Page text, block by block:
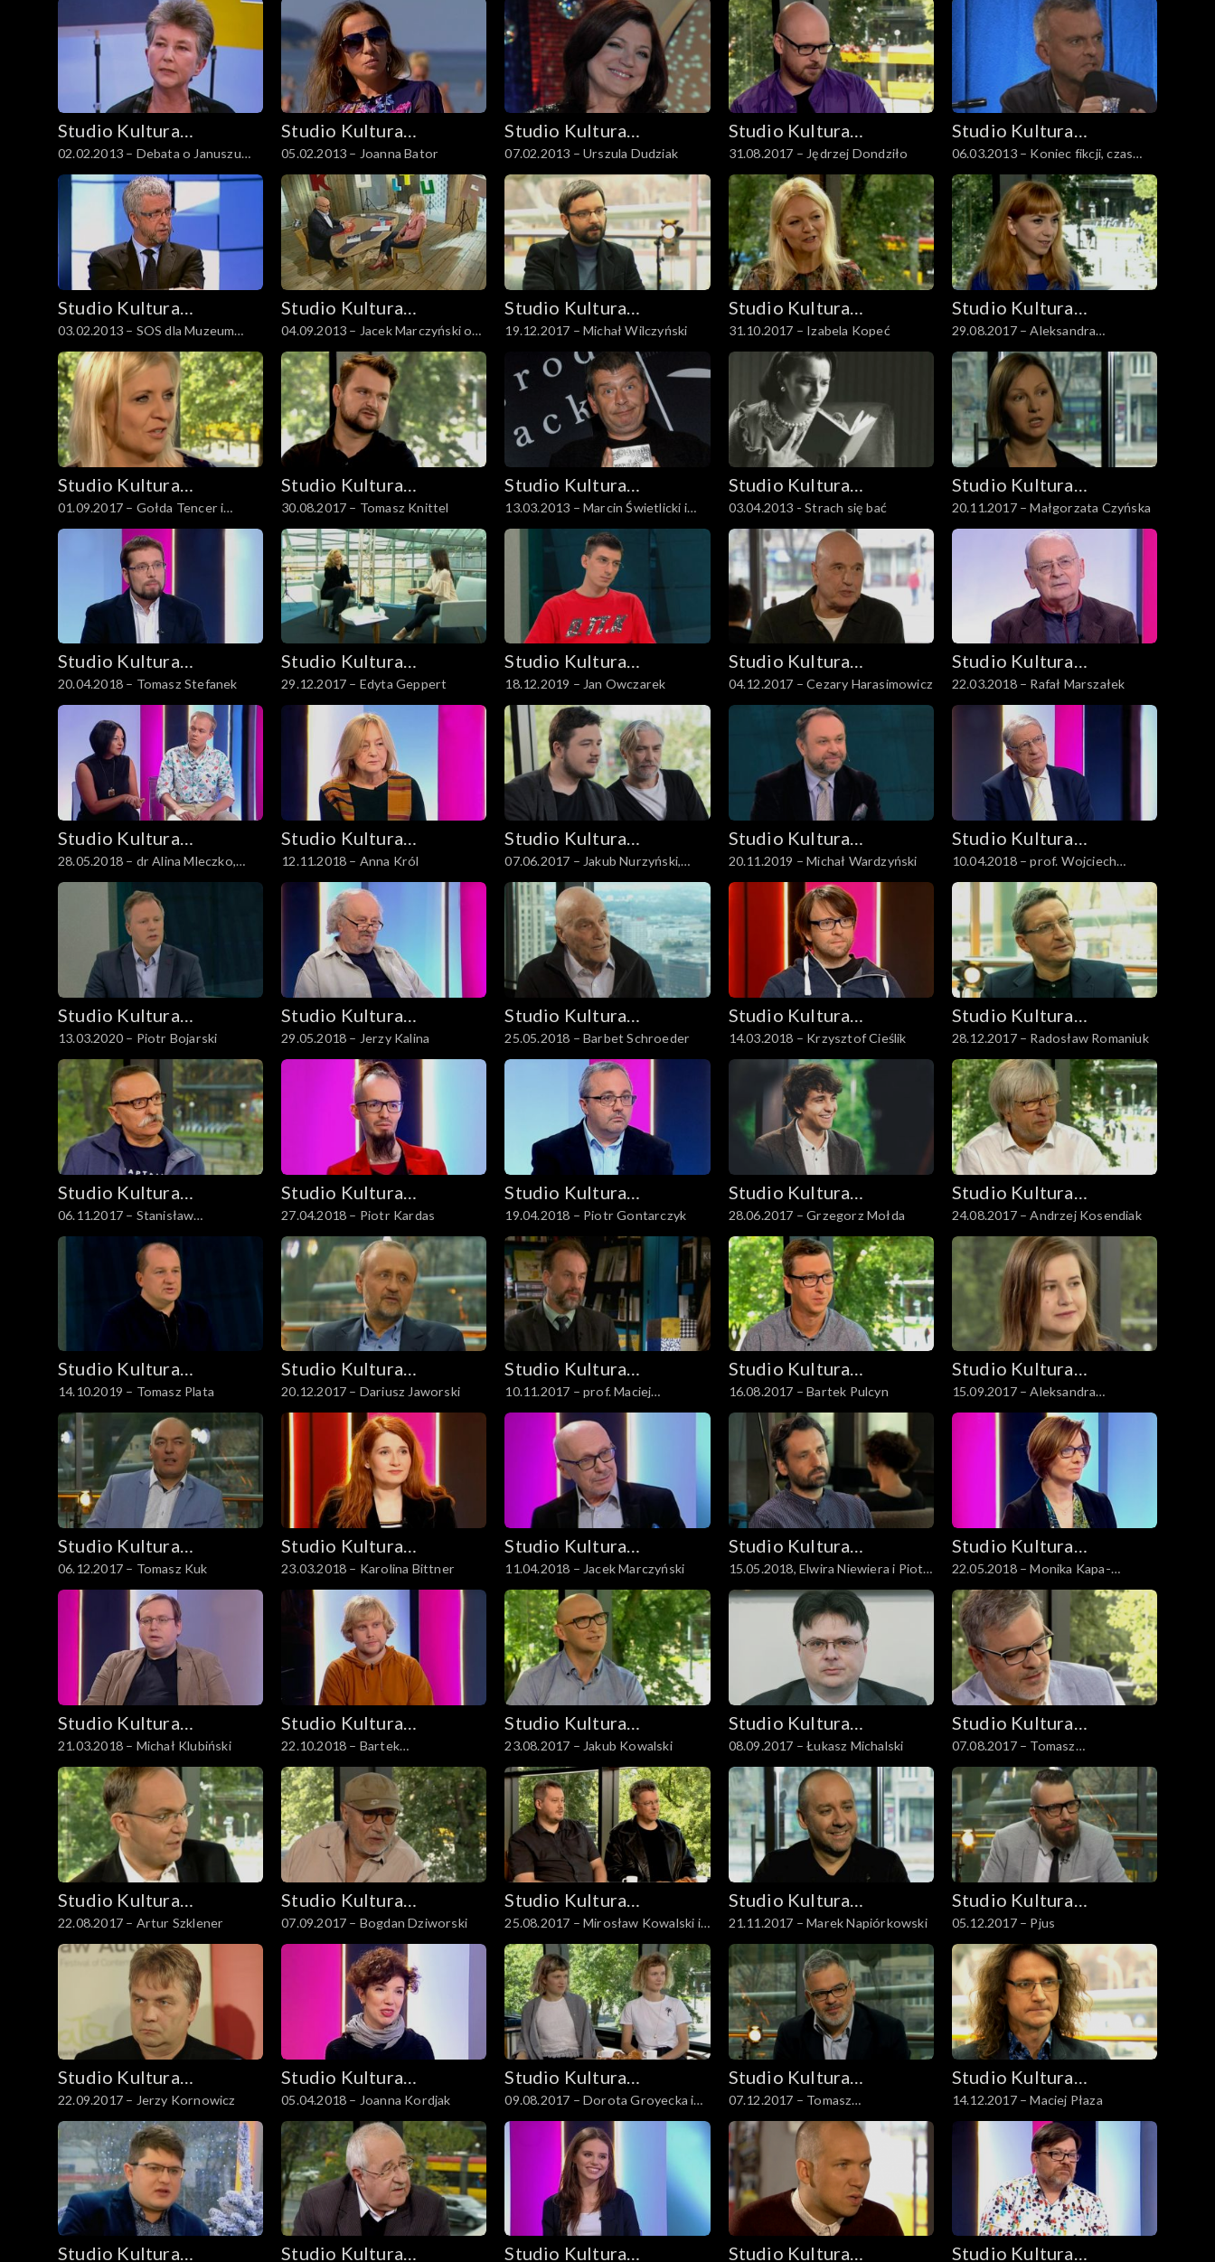
Studio Kultura
Rozmowy
02.02.2013 – Debata o Januszu
Korczaku
Studio Kultura
Rozmowy
05.02.2013 – Joanna Bator
Studio Kultura
Rozmowy
07.02.2013 – Urszula Dudziak
Studio Kultura
Rozmowy
31.08.2017 – Jędrzej Dondziło
Studio Kultura
Rozmowy
06.03.2013 – Koniec fikcji, czas
niefikcji
Studio Kultura
Rozmowy
03.02.2013 – SOS dla Muzeum
Sztuki Nowoczesnej
Studio Kultura
Rozmowy
04.09.2013 – Jacek Marczyński o
„Aidzie”
Studio Kultura
Rozmowy
19.12.2017 – Michał Wilczyński
Studio Kultura
Rozmowy
31.10.2017 – Izabela Kopeć
Studio Kultura
Rozmowy
29.08.2017 – Aleksandra
Kresowska-Pawlak
Studio Kultura
Rozmowy
01.09.2017 – Gołda Tencer i
Hanna Pałuba
Studio Kultura
Rozmowy
30.08.2017 – Tomasz Knittel
Studio Kultura
Rozmowy
13.03.2013 – Marcin Świetlicki i
Krzysztof Varga
Studio Kultura
Rozmowy
03.04.2013 - Strach się bać
Studio Kultura
Rozmowy
20.11.2017 – Małgorzata Czyńska
Studio Kultura
Rozmowy
20.04.2018 – Tomasz Stefanek
Studio Kultura
Rozmowy
29.12.2017 – Edyta Geppert
Studio Kultura
Rozmowy
18.12.2019 – Jan Owczarek
Studio Kultura
Rozmowy
04.12.2017 – Cezary Harasimowicz
Studio Kultura
Rozmowy
22.03.2018 – Rafał Marszałek
Studio Kultura
Rozmowy
28.05.2018 – dr Alina Mleczko,
Wojciech Chałupka
Studio Kultura
Rozmowy
12.11.2018 – Anna Król
Studio Kultura
Rozmowy
07.06.2017 – Jakub Nurzyński,
Mariusz Drężek
Studio Kultura
Rozmowy20.11.2019 – Michał Wardzyński
Studio Kultura
Rozmowy
10.04.2018 – prof. Wojciech
Roszkowski
Studio Kultura
Rozmowy13.03.2020 – Piotr Bojarski
Studio Kultura
Rozmowy
29.05.2018 – Jerzy Kalina
Studio Kultura
Rozmowy
25.05.2018 – Barbet Schroeder
Studio Kultura
Rozmowy
14.03.2018 – Krzysztof Cieślik
Studio Kultura
Rozmowy
28.12.2017 – Radosław Romaniuk
Studio Kultura
Rozmowy
06.11.2017 – Stanisław
Aleksander Nowak
Studio Kultura
Rozmowy
27.04.2018 – Piotr Kardas
Studio Kultura
Rozmowy
19.04.2018 – Piotr Gontarczyk
Studio Kultura
Rozmowy
28.06.2017 – Grzegorz Mołda
Studio Kultura
Rozmowy
24.08.2017 – Andrzej Kosendiak
Studio Kultura
Rozmowy
14.10.2019 – Tomasz Plata
Studio Kultura
Rozmowy
20.12.2017 – Dariusz Jaworski
Studio Kultura
Rozmowy
10.11.2017 – prof. Maciej
Urbanowski
Studio Kultura
Rozmowy
16.08.2017 – Bartek Pulcyn
Studio Kultura
Rozmowy
15.09.2017 – Aleksandra
Kędziorek
Studio Kultura
Rozmowy
06.12.2017 – Tomasz Kuk
Studio Kultura
Rozmowy
23.03.2018 – Karolina Bittner
Studio Kultura
Rozmowy
11.04.2018 – Jacek Marczyński
Studio Kultura
Rozmowy
15.05.2018, Elwira Niewiera i Piotr
Rosołowski
Studio Kultura
Rozmowy
22.05.2018 – Monika Kapa-
Cichocka
Studio Kultura
Rozmowy
21.03.2018 – Michał Klubiński
Studio Kultura
Rozmowy
22.10.2018 – Bartek
Przybyszewski
Studio Kultura
Rozmowy
23.08.2017 – Jakub Kowalski
Studio Kultura
Rozmowy
08.09.2017 – Łukasz Michalski
Studio Kultura
Rozmowy
07.08.2017 – Tomasz
Kaźmierowski
Studio Kultura
Rozmowy
22.08.2017 – Artur Szklener
Studio Kultura
Rozmowy
07.09.2017 – Bogdan Dziworski
Studio Kultura
Rozmowy
25.08.2017 – Mirosław Kowalski i
Rafał Kosik
Studio Kultura
Rozmowy
21.11.2017 – Marek Napiórkowski
Studio Kultura
Rozmowy
05.12.2017 – Pjus
Studio Kultura
Rozmowy
22.09.2017 – Jerzy Kornowicz
Studio Kultura
Rozmowy
05.04.2018 – Joanna Kordjak
Studio Kultura
Rozmowy
09.08.2017 – Dorota Groyecka i
Karolina Bednarz
Studio Kultura
Rozmowy
07.12.2017 – Tomasz
Kaźmierowski, Krzysztof
Masłowski
Studio Kultura
Rozmowy
14.12.2017 – Maciej Płaza
Studio Kultura Studio Kultura Studio Kultura Studio Kultura Studio Kultura